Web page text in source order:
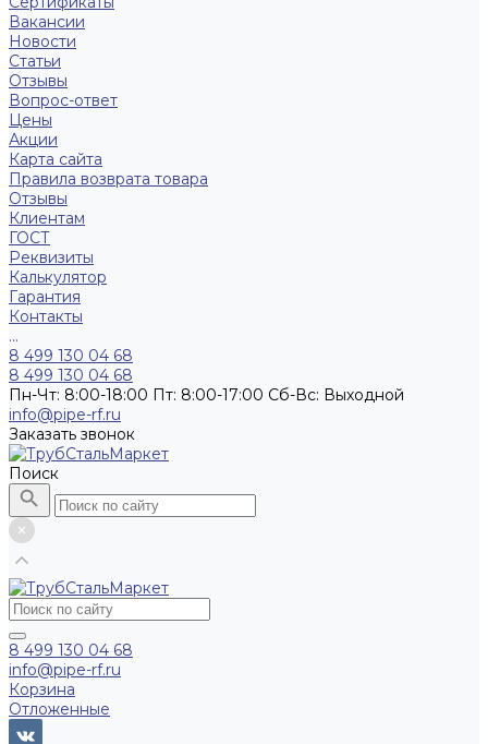
Вакансии
Новости
Статьи
Отзывы
Вопрос-ответ
Цены
Акции
Карта сайта
Правила возврата товара
Отзывы
Клиентам
ГОСТ
Реквизиты
Калькулятор
Гарантия
Контакты
...
8 499 130 04 68
8 499 130 04 68
Пн-Чт: 8:00-18:00 Пт: 8:00-17:00 Сб-Вс: Выходной
info@pipe-rf.ru
Заказать звонок
Поиск
8 499 130 04 68
info@pipe-rf.ru
Корзина
Отложенные